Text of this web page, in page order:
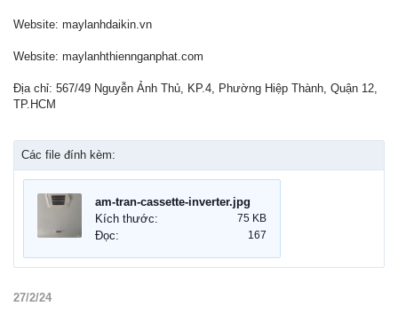
Website: maylanhdaikin.vn
Website: maylanhthiennganphat.com
Địa chỉ: 567/49 Nguyễn Ảnh Thủ, KP.4, Phường Hiệp Thành, Quận 12,
TP.HCM
Các file đính kèm:
am-tran-cassette-inverter.jpg
Kích thước:
75 KB
Đọc: 167
27/2/24